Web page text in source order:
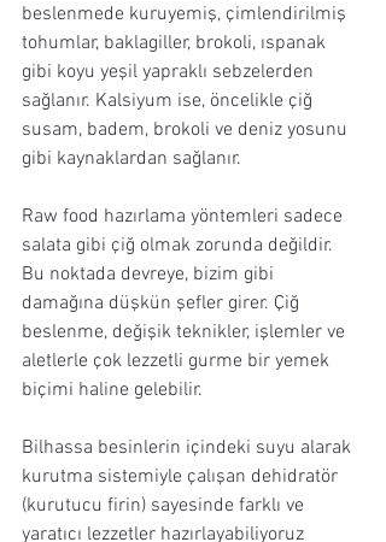
beslenmede kuruyemiş, çimlendirilmiş
tohumlar, baklagiller, brokoli, ıspanak
gibi koyu yeşil yapraklı sebzelerden
sağlanır. Kalsiyum ise, öncelikle çiğ
susam, badem, brokoli ve deniz yosunu
gibi kaynaklardan sağlanır.
Raw food hazırlama yöntemleri sadece
salata gibi çiğ olmak zorunda değildir.
Bu noktada devreye, bizim gibi
damağına düşkün şefler girer. Çiğ
beslenme, değişik teknikler, işlemler ve
aletlerle çok lezzetli gurme bir yemek
biçimi haline gelebilir.
Bilhassa besinlerin içindeki suyu alarak
kurutma sistemiyle çalışan dehidratör
(kurutucu firin) sayesinde farklı ve
yaratıcı lezzetler hazırlayabiliyoruz